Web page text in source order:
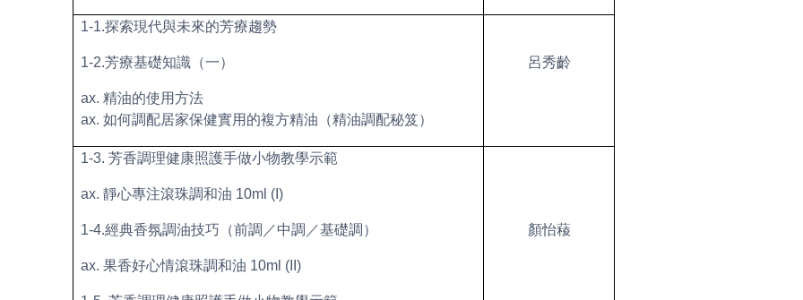
1-1.探索現代與未來的芳療趨勢
1-2.芳療基礎知識（一）
精油的使用方法
如何調配居家保健實用的複方精油（精油調配秘笈）
呂秀齡
1-3. 芳香調理健康照護手做小物教學示範
靜心專注滾珠調和油 10ml (I)
1-4.經典香氛調油技巧（前調／中調／基礎調）
果香好心情滾珠調和油 10ml (II)
顏怡薐